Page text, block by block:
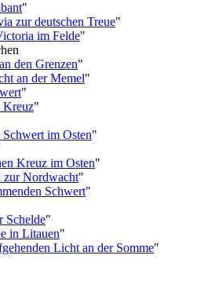
"
zur deutschen Treue"
im Felde"
den Grenzen"
an der Memel"
"
Kreuz"
im Osten"
Kreuz im Osten"
zur Nordwacht"
Schwert"
Schelde"
in Litauen"
Licht an der Somme"